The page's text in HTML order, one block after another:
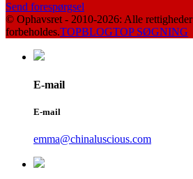
Send forespørgsel
© Ophavsret - 2010-2026: Alle rettigheder
forbeholdes.TOPBLOGTOP SØGNING
E-mail
E-mail
emma@chinaluscious.com